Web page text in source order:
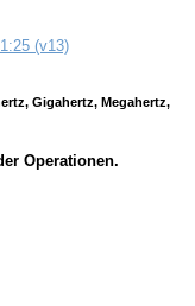
(v13)
Gigahertz, Megahertz,
Operationen.